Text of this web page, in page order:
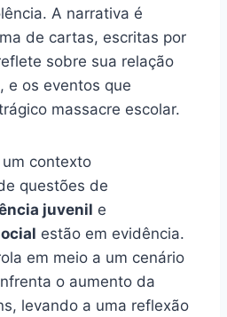
A narrativa é
de cartas, escritas por
sobre sua relação
e os eventos que
massacre escolar.
contexto
questões de
juvenil e
estão em evidência.
em meio a um cenário
o aumento da
levando a uma reflexão